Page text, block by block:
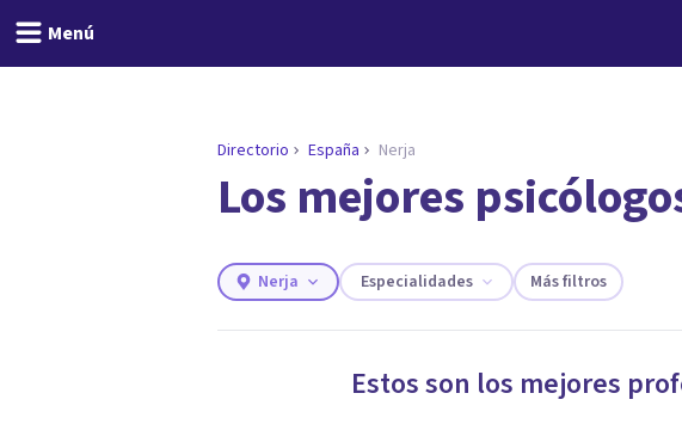
Menú
ENCONTRAR MI TERAPEUTA
¿Necesitas ayuda para encontrar
necesidades.
Responder cuestionario
Directorio España Nerja
Los mejores
Nerja Especialidades Más filtros
Estos son los mejores